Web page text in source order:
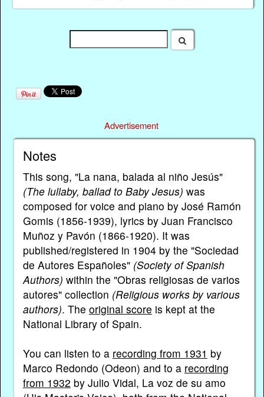
Advertisement
Notes
This song, "La nana, balada al niño Jesús"
(The lullaby, ballad to Baby Jesus) was
composed for voice and piano by José Ramón
Gomis (1856-1939), lyrics by Juan Francisco
Muñoz y Pavón (1866-1920). It was
published/registered in 1904 by the "Sociedad
de Autores Españoles" (Society of Spanish
Authors) within the "Obras religiosas de varios
autores" collection (Religious works by various
authors). The original score is kept at the
National Library of Spain.
You can listen to a recording from 1931 by
Marco Redondo (Odeon) and to a recording
from 1932 by Julio Vidal, La voz de su amo